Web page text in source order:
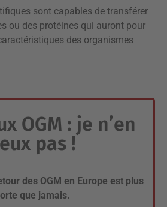
sont capables de transférer
ou des protéines qui auront pour
des organismes
OGM : je n’en
pas !
des OGM en Europe est plus
que jamais.